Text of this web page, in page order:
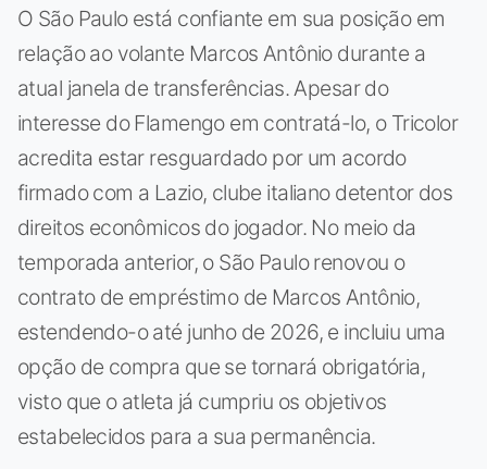
O São Paulo está confiante em sua posição em
relação ao volante Marcos Antônio durante a
atual janela de transferências. Apesar do
interesse do Flamengo em contratá-lo, o Tricolor
acredita estar resguardado por um acordo
firmado com a Lazio, clube italiano detentor dos
direitos econômicos do jogador. No meio da
temporada anterior, o São Paulo renovou o
contrato de empréstimo de Marcos Antônio,
estendendo-o até junho de 2026, e incluiu uma
opção de compra que se tornará obrigatória,
visto que o atleta já cumpriu os objetivos
estabelecidos para a sua permanência.